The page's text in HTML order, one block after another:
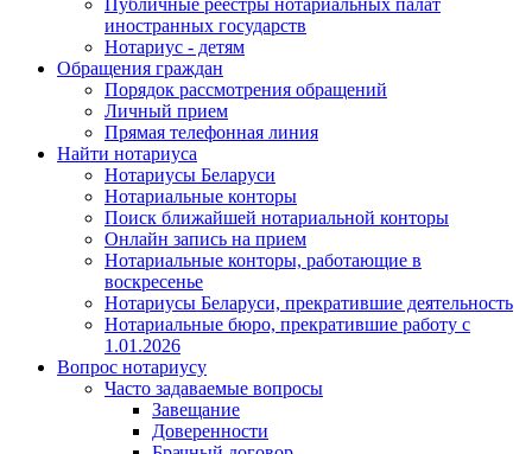
иностранных государств
Нотариус - детям
Обращения граждан
Порядок рассмотрения обращений
Личный прием
Прямая телефонная линия
Найти нотариуса
Нотариусы Беларуси
Нотариальные конторы
Поиск ближайшей нотариальной конторы
Онлайн запись на прием
Нотариальные конторы, работающие в
воскресенье
Нотариусы Беларуси, прекратившие деятельность
Нотариальные бюро, прекратившие работу с
1.01.2026
Вопрос нотариусу
Часто задаваемые вопросы
Завещание
Доверенности